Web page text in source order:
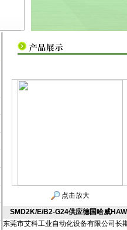
点击放大
SMD2K/E/B2-G24供应德国哈威
东莞市艾科工业自动化设备有限公司长